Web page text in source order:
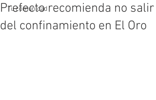
Tu comunidad
Prefecto recomienda no salir
del confinamiento en El Oro